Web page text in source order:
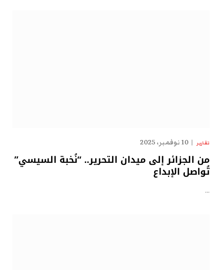
تقارير 10 نوفمبر، 2025
من الجزائر إلى ميدان التحرير.. “نُخبة السيسي”
تُواصل الإبداع
…